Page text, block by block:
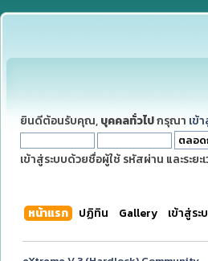
ยินดีต้อนรับคุณ, บุคคลทั่วไปกรุณา เข้
เข้าสู่ระบบด้วยชื่อผู้ใช้ รหัสผ่าน และระยะ
หน้าแรก ปฏิทิน Gallery เข้าสู่ระ